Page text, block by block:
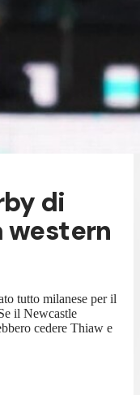
di
western
tutto milanese per il
il Newcastle
cedere Thiaw e